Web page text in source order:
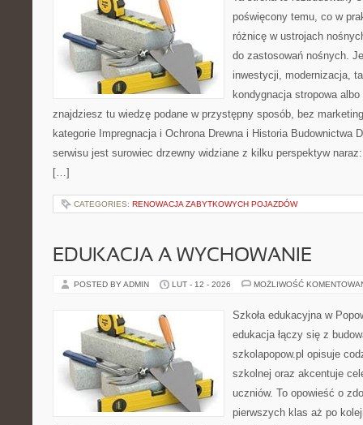
poświęcony temu, co w
różnicę w ustrojach
do zastosowań nośnych.
inwestycji, modernizacja,
kondygnacja stropowa
znajdziesz tu wiedzę podane w przystępny sposób, bez
kategorie Impregnacja i Ochrona Drewna i Historia Budownictwa
serwisu jest surowiec drzewny widziane z kilku perspektyw
[…]
CATEGORIES: RENOWACJA ZABYTKOWYCH POJAZDÓW
EDUKACJA A WYCHOWANIE
POSTED BY ADMIN LUT - 12 - 2026 MOŻLIWOŚĆ
Szkoła edukacyjna w
edukacja łączy się z
szkolapopow.pl opisuje
szkolnej oraz akcentuje
uczniów. To opowieść o
pierwszych klas aż po